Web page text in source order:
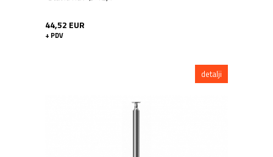
44,52 EUR
+ PDV
detalji